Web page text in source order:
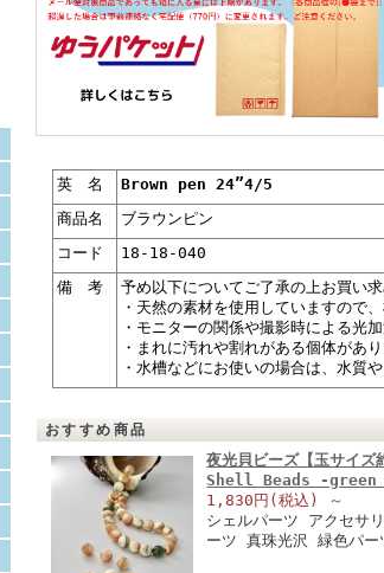
英 名
Brown pen 24”4/5
商品名
ブラウンピン
コード
18-18-040
備 考
予め以下についてご了承の上お買い
・天然の素材を使用していますので
・モニターの関係や撮影時による光
・まれに汚れや割れがある個体があり
・水槽などにお使いの場合は、水質
おすすめ商品
夜光貝ビーズ【玉サイ
Shell Beads -
1,830円(税込)
～
シェルパーツ アクセ
ーツ 真珠光沢 緑色パー